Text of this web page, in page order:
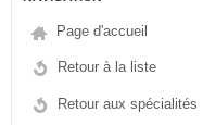
Page d'accueil
Retour à la liste
Retour aux spécialités